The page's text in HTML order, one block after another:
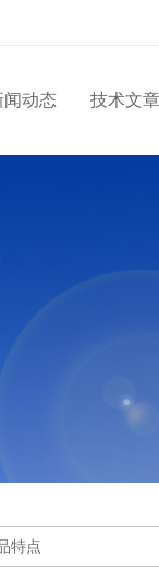
闻动态 技术文章
特点